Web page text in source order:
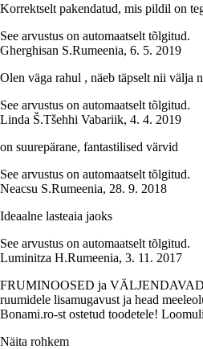
Korrektselt pakendatud, mis pildil on
See arvustus on automaatselt tõlgitud.
Gherghisan S.Rumeenia, 6. 5. 2019
Olen väga rahul , näeb täpselt nii välja
See arvustus on automaatselt tõlgitud.
Linda Š.Tšehhi Vabariik, 4. 4. 2019
on suurepärane, fantastilised värvid
See arvustus on automaatselt tõlgitud.
Neacsu S.Rumeenia, 28. 9. 2018
Ideaalne lasteaia jaoks
See arvustus on automaatselt tõlgitud.
Luminitza H.Rumeenia, 3. 11. 2017
FRUMINOOSED ja VÄLJENDAVAD
ruumidele lisamugavust ja head
Bonami.ro-st ostetud toodetele!
Näita rohkem